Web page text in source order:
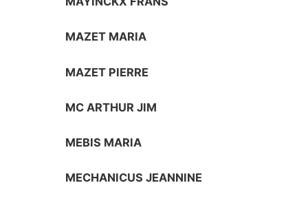
MAZET MARIA
MAZET PIERRE
MC ARTHUR JIM
MEBIS MARIA
MECHANICUS JEANNINE